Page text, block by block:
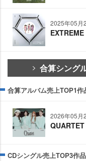
2025年05月
合算シング
合算アルバム売上TOP1作
2026年05月
QUARTET
CDシングル売上TOP3作品